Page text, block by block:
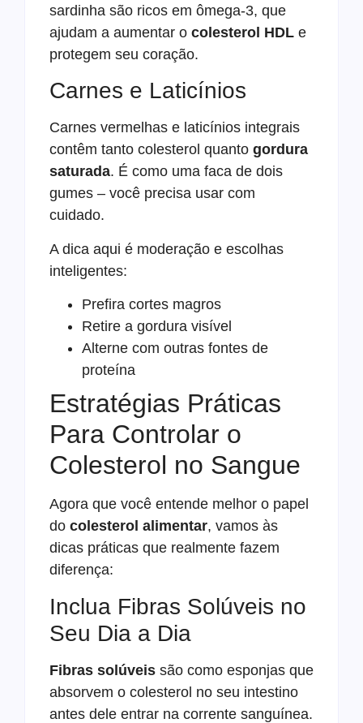
sardinha são ricos em ômega-3, que
ajudam a aumentar o colesterol HDL e
protegem seu coração.
Carnes e Laticínios
Carnes vermelhas e laticínios integrais
contêm tanto colesterol quanto gordura
saturada. É como uma faca de dois
gumes – você precisa usar com
cuidado.
A dica aqui é moderação e escolhas
inteligentes:
Prefira cortes magros
Retire a gordura visível
Alterne com outras fontes de
proteína
Estratégias Práticas
Para Controlar o
Colesterol no Sangue
Agora que você entende melhor o papel
do colesterol alimentar, vamos às
dicas práticas que realmente fazem
diferença:
Inclua Fibras Solúveis no
Seu Dia a Dia
Fibras solúveis são como esponjas que
absorvem o colesterol no seu intestino
antes dele entrar na corrente sanguínea.